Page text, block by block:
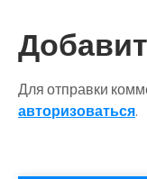
Для отправки
авторизоваться.